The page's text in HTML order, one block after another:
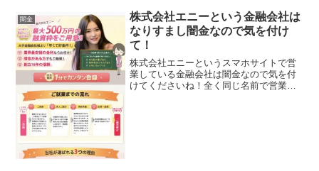
闇金
株式会社エニーという金融会社は
なりすまし闇金なので気を付け
て！
株式会社エニーというスマホサイトで営
業している金融会社は闇金なので気を付
けてくださいね！全く同じ名前で営業し